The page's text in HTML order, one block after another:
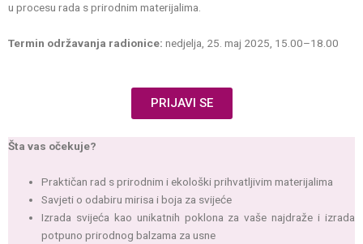
u procesu rada s prirodnim materijalima.
Termin održavanja radionice: nedjelja, 25. maj 2025, 15.00–18.00
PRIJAVI SE
Šta vas očekuje?
Praktičan rad s prirodnim i ekološki prihvatljivim materijalima
Savjeti o odabiru mirisa i boja za svijeće
Izrada svijeća kao unikatnih poklona za vaše najdraže i izrada
potpuno prirodnog balzama za usne